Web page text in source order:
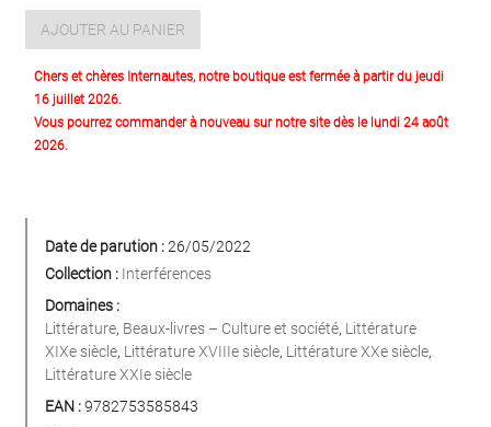
AJOUTER AU PANIER
Chers et chères Internautes, notre boutique est fermée à partir du jeudi
16 juillet 2026.
Vous pourrez commander à nouveau sur notre site dès le lundi 24 août
2026.
Date de parution :26/05/2022
Collection : Interférences
Domaines :
Littérature, Beaux-livres – Culture et société, Littérature
XIXe siècle, Littérature XVIIIe siècle, Littérature XXe siècle,
Littérature XXIe siècle
EAN :9782753585843